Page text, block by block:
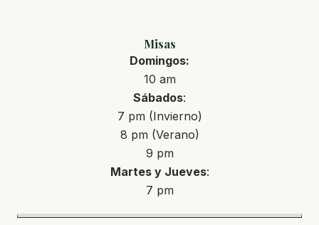
Misas
Domingos:
10 am
Sábados:
7 pm (Invierno)
8 pm (Verano)
9 pm
Martes y Jueves:
7 pm